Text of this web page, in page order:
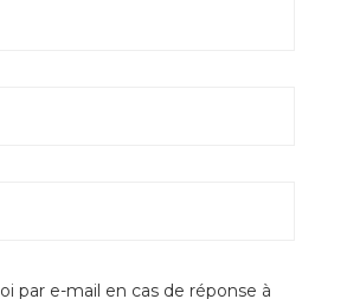
par e-mail en cas de réponse à